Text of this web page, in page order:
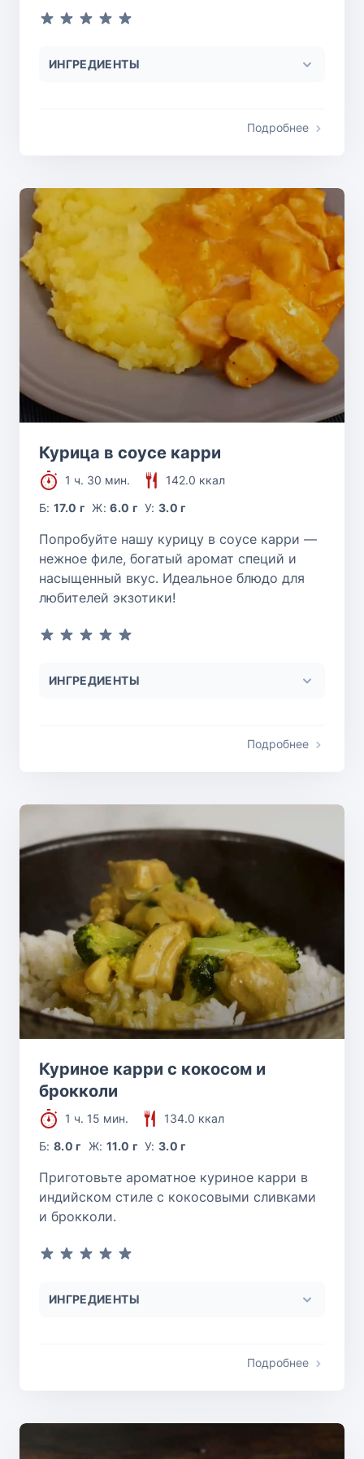
ИНГРЕДИЕНТЫ
Подробнее
Курица в соусе карри
1 ч. 30 мин.
142.0 ккал
Б:17.0 г Ж:6.0 г У:3.0 г
Попробуйте нашу курицу в соусе карри —
нежное филе, богатый аромат специй и
насыщенный вкус. Идеальное блюдо для
любителей экзотики!
ИНГРЕДИЕНТЫ
Подробнее
Куриное карри с кокосом и
брокколи
1 ч. 15 мин.
134.0 ккал
Б:8.0 г Ж: 11.0 г У:3.0 г
Приготовьте ароматное куриное карри в
индийском стиле с кокосовыми сливками
и брокколи.
ИНГРЕДИЕНТЫ
Подробнее